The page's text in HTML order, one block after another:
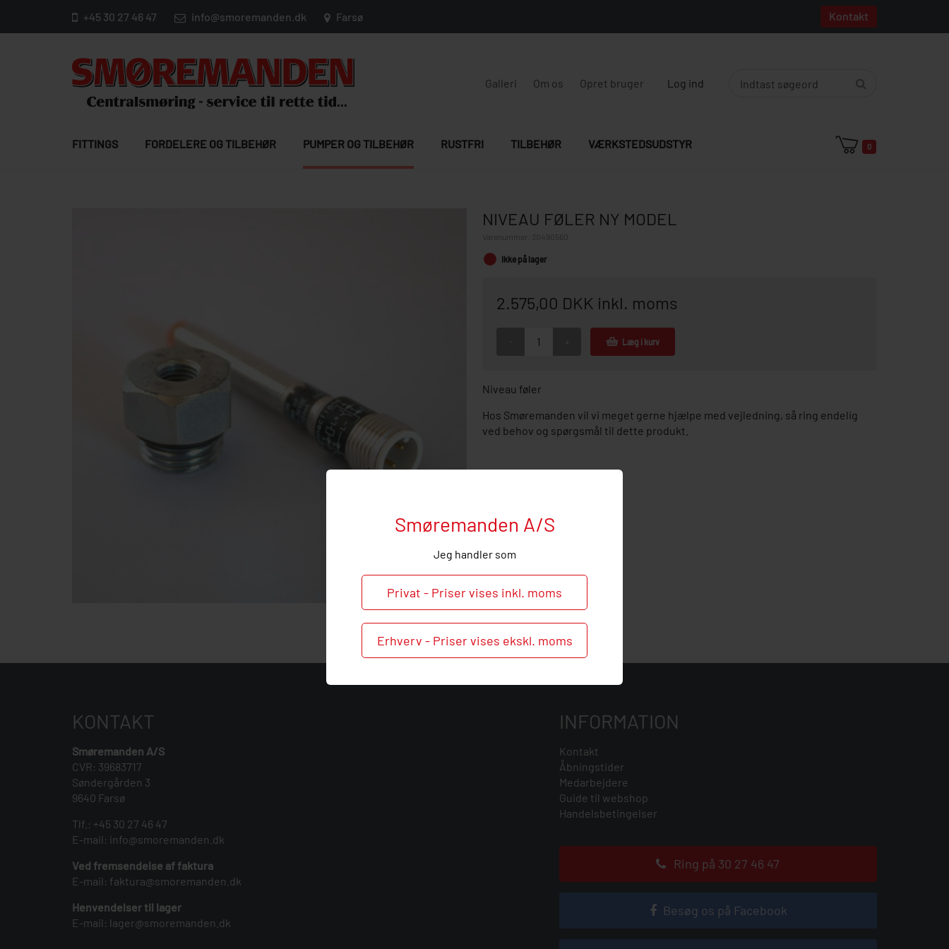
Smøremanden A/S
Jeg handler som
Privat - Priser vises inkl. moms
Erhverv - Priser vises ekskl. moms
+45 30 27 46 47 info@smoremanden.dk Farsø Kontakt
Galleri Om os Opret bruger Log ind
FITTINGS FORDELERE OG TILBEHØR PUMPER OG TILBEHØR RUSTFRI TILBEHØR VÆRKSTEDSUDSTYR 0
NIVEAU FØLER NY MODEL
30490560
Ikke på lager
2.575,00 DKK inkl. moms
Læg i kurv
Niveau føler
Hos Smøremanden vil vi meget gerne hjælpe med vejledning, så ring endelig
ved behov og spørgsmål til dette produkt.
KONTAKT
Smøremanden A/S
CVR: 39683717
Søndergården 3
9640 Farsø
Tlf.: +45 30 27 46 47
E-mail: info@smoremanden.dk
Ved fremsendelse af faktura
E-mail: faktura@smoremanden.dk
Henvendelser til lager
E-mail: lager@smoremanden.dk
INFORMATION
Kontakt
Åbningstider
Medarbejdere
Guide til webshop
Handelsbetingelser
Ring på 30 27 46 47
Besøg os på Facebook